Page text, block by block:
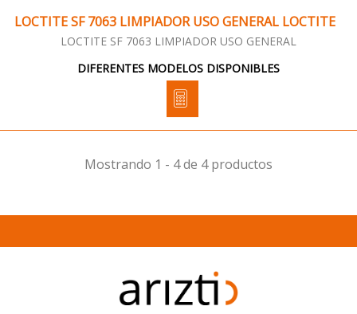
LOCTITE SF 7063 LIMPIADOR USO GENERAL LOCTITE
LOCTITE SF 7063 LIMPIADOR USO GENERAL
DIFERENTES MODELOS DISPONIBLES
Mostrando 1 - 4 de 4 productos